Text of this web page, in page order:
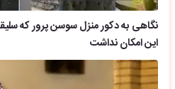
نگاهی به دکور منزل سوسن پرور که
این امکان نداشت